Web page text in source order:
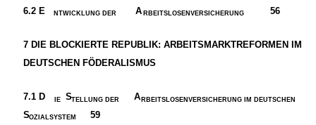
6.2 E NTWICKLUNG DER A RBEITSLOSENVERSICHERUNG 56
7 DIE BLOCKIERTE REPUBLIK: ARBEITSMARKTREFORMEN IM
DEUTSCHEN FÖDERALISMUS
7.1 D IE STELLUNG DER A RBEITSLOSENVERSICHERUNG IM DEUTSCHEN
SOZIALSYSTEM
59